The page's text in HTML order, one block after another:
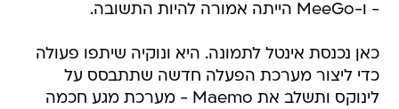
- ו-MeeGo הייתה אמורה להיות התשובה.
כאן נכנסת אינטל לתמונה. היא ונוקיה שיתפו פעולה
כדי ליצור מערכת הפעלה חדשה שתתבסס על
לינוקס ותשלב את Maemo - מערכת מגע חכמה